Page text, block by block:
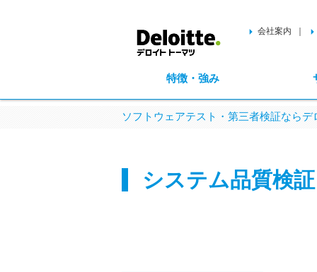
会社案内
特徴・強み
ソフトウェアテスト・第三者検証なら
システム品質検証